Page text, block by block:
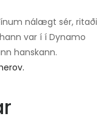
nálægt sér, ritaði
var í í Dynamo
hanskann.